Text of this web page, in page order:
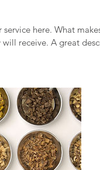
service here. What
will receive. A great